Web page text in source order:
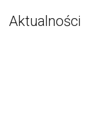
Aktualności